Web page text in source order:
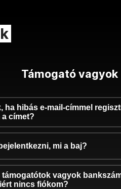
Támogató vagyok
ha hibás e-mail-címmel
címet?
mi a baj?
támogatótok vagyok
nincs fiókom?